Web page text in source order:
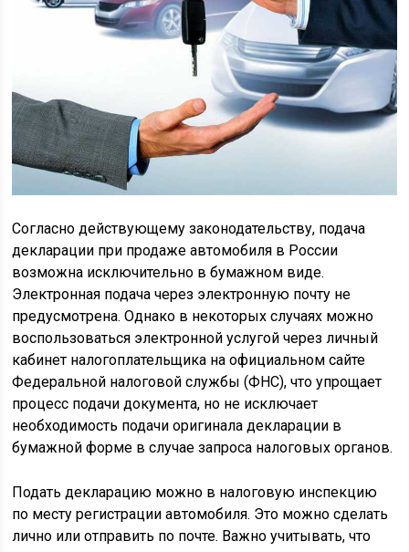
Согласно действующему законодательству, подача
декларации при продаже автомобиля в России
возможна исключительно в бумажном виде.
Электронная подача через электронную почту не
предусмотрена. Однако в некоторых случаях можно
воспользоваться электронной услугой через личный
кабинет налогоплательщика на официальном сайте
Федеральной налоговой службы (ФНС), что упрощает
процесс подачи документа, но не исключает
необходимость подачи оригинала декларации в
бумажной форме в случае запроса налоговых органов.
Подать декларацию можно в налоговую инспекцию
по месту регистрации автомобиля. Это можно сделать
лично или отправить по почте. Важно учитывать, что